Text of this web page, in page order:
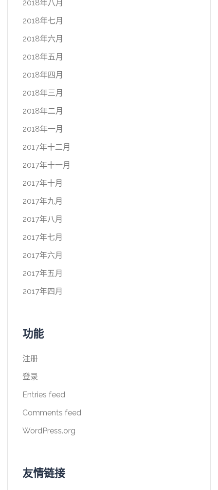
2018年八月
2018年七月
2018年六月
2018年五月
2018年四月
2018年三月
2018年二月
2018年一月
2017年十二月
2017年十一月
2017年十月
2017年九月
2017年八月
2017年七月
2017年六月
2017年五月
2017年四月
功能
注册
登录
Entries feed
Comments feed
WordPress.org
友情链接